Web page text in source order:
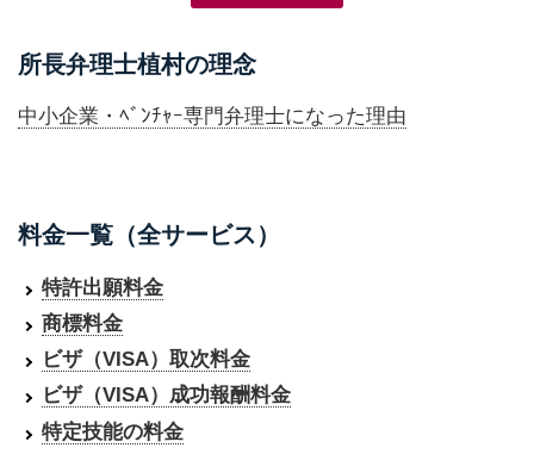
所長弁理士植村の理念
中小企業・ﾍﾞﾝﾁｬｰ専門弁理士になった理由
料金一覧（全サービス）
特許出願料金
商標料金
ビザ（VISA）取次料金
ビザ（VISA）成功報酬料金
特定技能の料金